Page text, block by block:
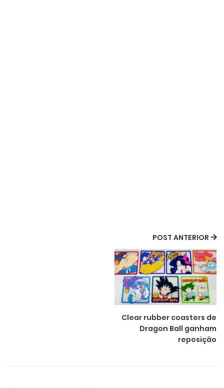
POST ANTERIOR
Clear rubber coasters de
Dragon Ball ganham
reposição